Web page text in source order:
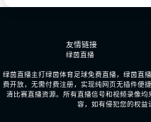
友情链接
绿茵直播
绿茵直播主打绿茵体育足球免费直播，绿茵直
费开放，无需付费注册，实现纯网页无插件便
清比赛直播资源。所有直播信号和视频录像
容，如有侵犯您的权益